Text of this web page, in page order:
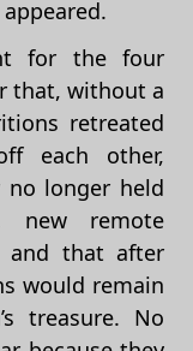
for the four
that, without a
retreated
each other,
longer held
new remote
and that after
would remain
treasure. No